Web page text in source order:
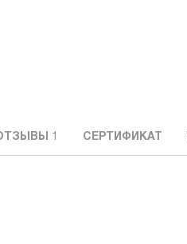
СЕРТИФИКАТ